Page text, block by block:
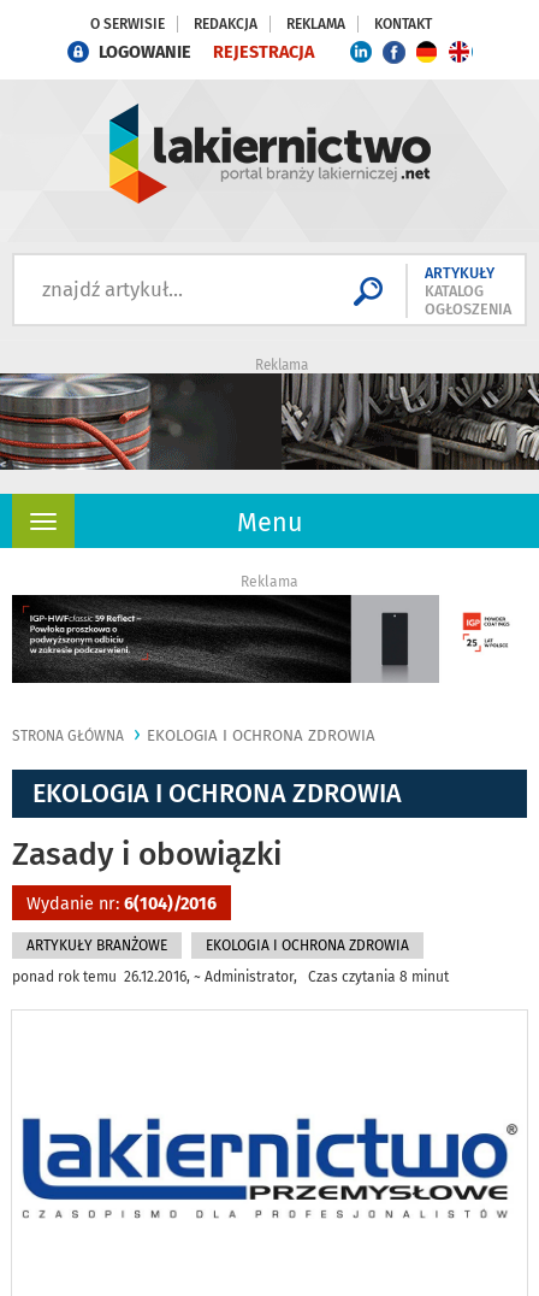
O SERWISIE REDAKCJA REKLAMA KONTAKT
LOGOWANIE REJESTRACJA
ARTYKUŁY
KATALOG
OGŁOSZENIA
Reklama
Menu
Rozwiń
Reklama
STRONA GŁÓWNA EKOLOGIA I OCHRONA ZDROWIA
EKOLOGIA I OCHRONA ZDROWIA
Zasady i obowiązki
Wydanie nr: 6(104)/2016
ARTYKUŁY BRANŻOWE
EKOLOGIA I OCHRONA ZDROWIA
ponad rok temu 26.12.2016, ~ Administrator, Czas czytania 8 minut